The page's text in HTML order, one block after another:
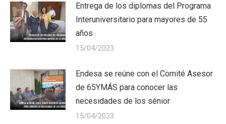
Entrega de los diplomas del Programa
Interuniversitario para mayores de 55
años
15/04/2023
Endesa se reúne con el Comité Asesor
de 65YMÁS para conocer las
necesidades de los sénior
15/04/2023